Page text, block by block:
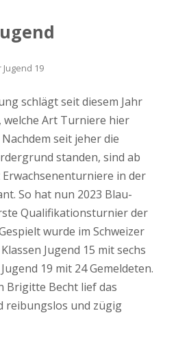
Jugend 19
schlägt seit diesem Jahr
welche Art Turniere hier
seit jeher die
standen, sind ab
in der
So hat nun 2023 Blau-
Qualifikationsturnier der
wurde im Schweizer
Jugend 15 mit sechs
19 mit 24 Gemeldeten.
Brigitte Becht lief das
reibungslos und zügig